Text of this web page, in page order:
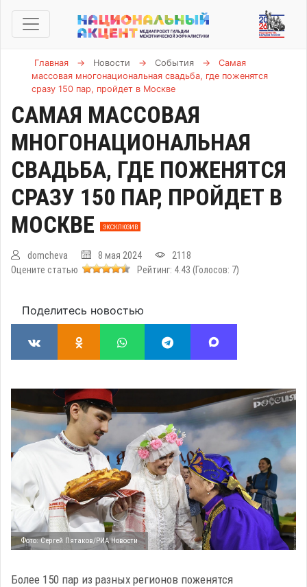
Главная → Новости → События →
Самая
массовая многонациональная свадьба, где поженятся
сразу 150 пар, пройдет в Москве
САМАЯ МАССОВАЯ
МНОГОНАЦИОНАЛЬНАЯ
СВАДЬБА, ГДЕ ПОЖЕНЯТСЯ
СРАЗУ 150 ПАР, ПРОЙДЕТ В
МОСКВЕ
ЭКСКЛЮЗИВ
domcheva 8 мая 2024
2118
Оцените статью
Рейтинг: 4.43 (Голосов: 7)
Поделитесь новостью
Фото: Сергей Пятаков/РИА Новости
Более 150 пар из разных регионов поженятся